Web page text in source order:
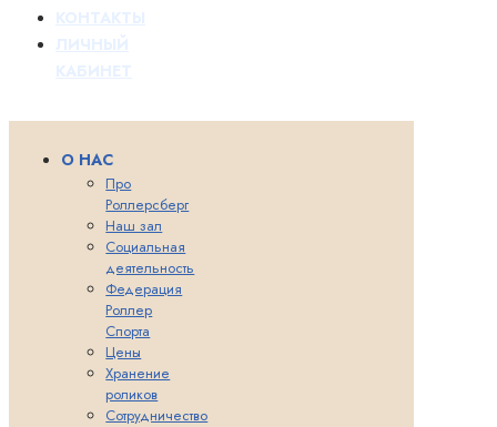
О НАС
Про
Роллерсберг
Наш зал
Социальная
деятельность
Федерация
Роллер
Спорта
Цены
Хранение
роликов
Сотрудничество